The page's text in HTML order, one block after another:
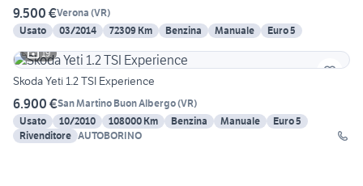
9.500 €Verona (VR)
Usato
03/2014 72309 Km Benzina Manuale
Euro 5
19
Skoda Yeti 1.2 TSI Experience
6.900 €San Martino Buon Albergo(VR)
Usato
10/2010 108000 Km Benzina Manuale
Euro 5
Rivenditore AUTOBORINO